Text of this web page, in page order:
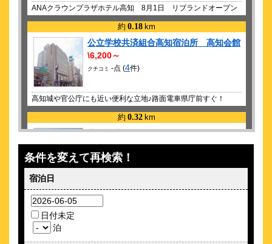
ANAクラウンプラザホテル高知 8月1日 リブランドオープン
約 0.18 km
公立学校共済組合高知宿泊所 高知会館
\6,200～
クチコミ -点 (4件)
高知城や官公庁にも近い便利な立地♪路面電車県庁前すぐ！
約 0.32 km
高知共済会館 ＣＯＭＭＵＮＩＴＹ Ｓ
ＱＵＡＲＥ
\6,655～
4.0点 (78件)
高知城が眺められ官公庁街の中心に位置し、ビジネス・観光に
最適！
条件を変えて再検索！
宿泊日
日付未定
泊